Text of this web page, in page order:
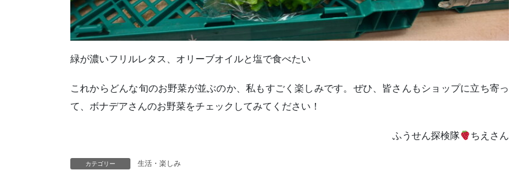
緑が濃いフリルレタス、オリーブオイルと塩で食べたい
これからどんな旬のお野菜が並ぶのか、私もすごく楽しみです。ぜひ、皆さんもショップに立ち寄っ
て、ボナデアさんのお野菜をチェックしてみてください！
ふうせん探検隊 ちえさん
カテゴリー 生活・楽しみ